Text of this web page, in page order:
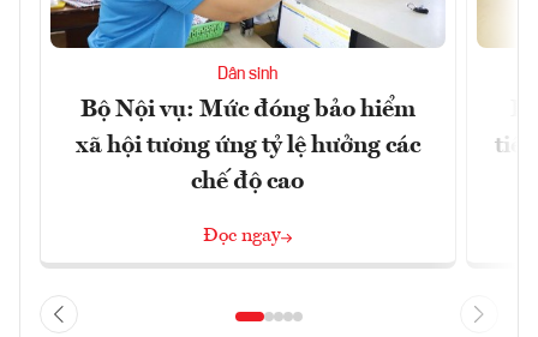
Dân sinh
Bộ Nội vụ: Mức đóng bảo hiểm
xã hội tương ứng tỷ lệ hưởng các
chế độ cao
Đọc ngay